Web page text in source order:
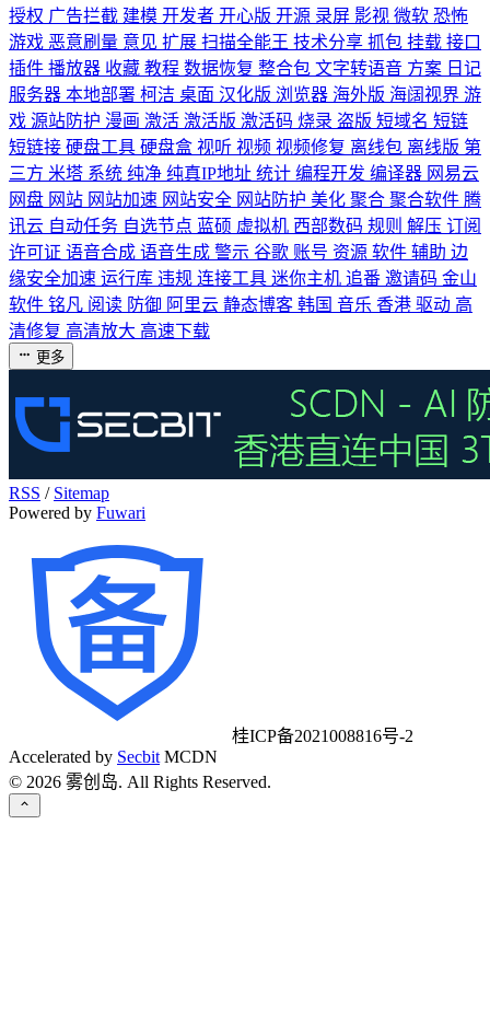
授权 广告拦截 建模 开发者 开心版 开源 录屏 影视 微软 恐怖
游戏 恶意刷量 意见 扩展 扫描全能王 技术分享 抓包 挂载 接口
插件 播放器 收藏 教程 数据恢复 整合包 文字转语音 方案 日记
服务器 本地部署 柯洁 桌面 汉化版 浏览器 海外版 海阔视界 游
戏 源站防护 漫画 激活 激活版 激活码 烧录 盗版 短域名 短链
短链接 硬盘工具 硬盘盒 视听 视频 视频修复 离线包 离线版 第
三方 米塔 系统 纯净 纯真IP地址 统计 编程开发 编译器 网易云
网盘 网站 网站加速 网站安全 网站防护 美化 聚合 聚合软件 腾
讯云 自动任务 自选节点 蓝硕 虚拟机 西部数码 规则 解压 订阅
许可证 语音合成 语音生成 警示 谷歌 账号 资源 软件 辅助 边
缘安全加速 运行库 违规 连接工具 迷你主机 追番 邀请码 金山
软件 铭凡 阅读 防御 阿里云 静态博客 韩国 音乐 香港 驱动 高
清修复 高清放大 高速下载
更多
RSS / Sitemap
Powered by Fuwari
桂ICP备2021008816号-2
Accelerated by Secbit MCDN
© 2026 雾创岛. All Rights Reserved.